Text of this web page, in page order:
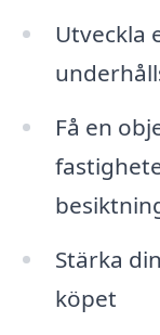
Utveckla
Få en
Stärka
köpet